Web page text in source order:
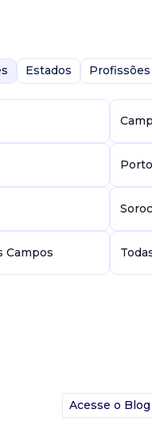
Estados Profissões
Campos
Acesse o